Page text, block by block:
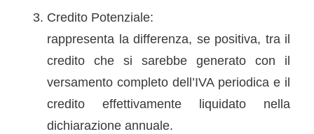
Credito Potenziale:
rappresenta la differenza, se positiva, tra il
credito che si sarebbe generato con il
versamento completo dell’IVA periodica e il
credito effettivamente liquidato nella
dichiarazione annuale.